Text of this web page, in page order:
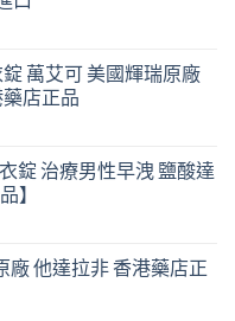
萬艾可 美國輝瑞原廠
店正品
錠 治療男性早洩 鹽酸達
】
廠 他達拉非 香港藥店正